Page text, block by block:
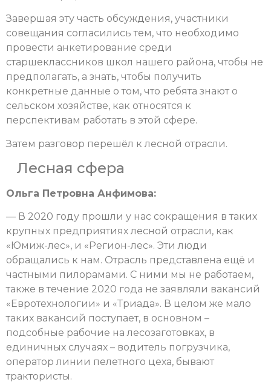
Завершая эту часть обсуждения, участники
совещания согласились тем, что необходимо
провести анкетирование среди
старшеклассников школ нашего района, чтобы не
предполагать, а знать, чтобы получить
конкретные данные о том, что ребята знают о
сельском хозяйстве, как относятся к
перспективам работать в этой сфере.
Затем разговор перешёл к лесной отрасли.
Лесная сфера
Ольга Петровна Анфимова:
— В 2020 году прошли у нас сокращения в таких
крупных предприятиях лесной отрасли, как
«Юмиж-лес», и «Регион-лес». Эти люди
обращались к нам. Отрасль представлена ещё и
частными пилорамами. С ними мы не работаем,
также в течение 2020 года не заявляли вакансий
«Евротехнологии» и «Триада». В целом же мало
таких вакансий поступает, в основном –
подсобные рабочие на лесозаготовках, в
единичных случаях – водитель погрузчика,
оператор линии пелетного цеха, бывают
трактористы.